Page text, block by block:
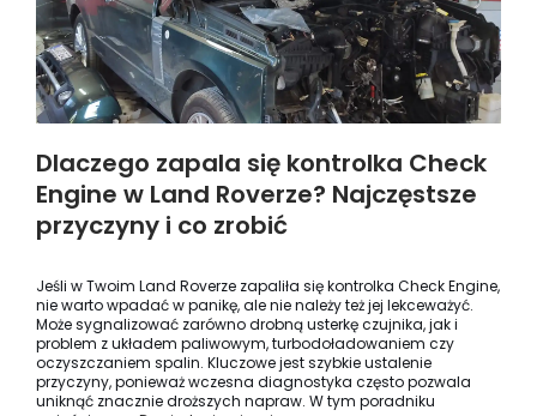
Dlaczego zapala się kontrolka Check
Engine w Land Roverze? Najczęstsze
przyczyny i co zrobić
Jeśli w Twoim Land Roverze zapaliła się kontrolka Check Engine,
nie warto wpadać w panikę, ale nie należy też jej lekceważyć.
Może sygnalizować zarówno drobną usterkę czujnika, jak i
problem z układem paliwowym, turbodoładowaniem czy
oczyszczaniem spalin. Kluczowe jest szybkie ustalenie
przyczyny, ponieważ wczesna diagnostyka często pozwala
uniknąć znacznie droższych napraw. W tym poradniku